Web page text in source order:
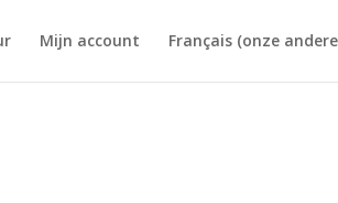
Mijn account Français (onze